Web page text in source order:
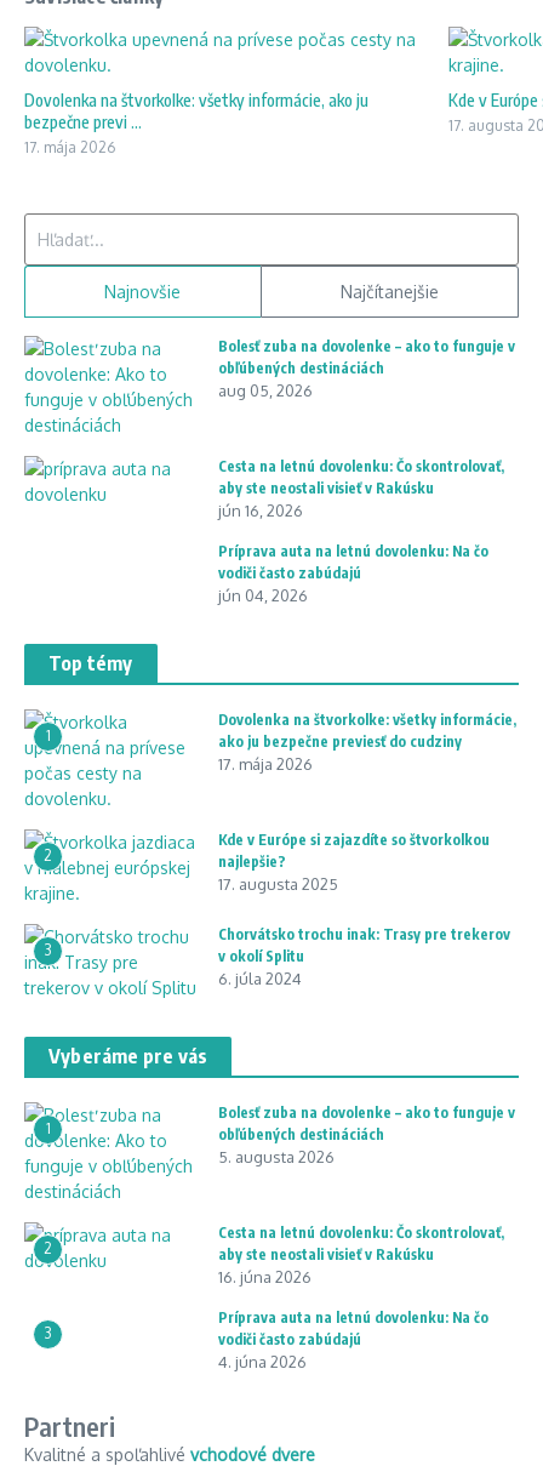
Dovolenka na štvorkolke: všetky informácie, ako ju
bezpečne previ ...
17. mája 2026
Kde v
17. augusta
Najnovšie Najčítanejšie
Bolesť zuba na dovolenke – ako to funguje v
obľúbených destináciách
aug 05, 2026
Cesta na letnú dovolenku: Čo skontrolovať,
aby ste neostali visieť v Rakúsku
jún 16, 2026
Príprava auta na letnú dovolenku: Na čo
vodiči často zabúdajú
jún 04, 2026
Top témy
1
Dovolenka na štvorkolke: všetky informácie,
ako ju bezpečne previesť do cudziny
17. mája 2026
2
Kde v Európe si zajazdíte so štvorkolkou
najlepšie?
17. augusta 2025
3
Chorvátsko trochu inak: Trasy pre trekerov
v okolí Splitu
6. júla 2024
Vyberáme pre vás
1
Bolesť zuba na dovolenke – ako to funguje v
obľúbených destináciách
5. augusta 2026
2
Cesta na letnú dovolenku: Čo skontrolovať,
aby ste neostali visieť v Rakúsku
16. júna 2026
3
Príprava auta na letnú dovolenku: Na čo
vodiči často zabúdajú
4. júna 2026
Partneri
Kvalitné a spoľahlivé vchodové dvere